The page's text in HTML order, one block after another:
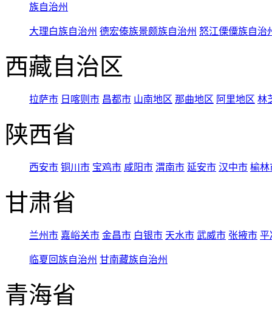
族自治州
大理白族自治州 德宏傣族景颇族自治州 怒江傈僳族自治
西藏自治区
拉萨市 日喀则市 昌都市 山南地区 那曲地区 阿里地区 林
陕西省
西安市 铜川市 宝鸡市 咸阳市 渭南市 延安市 汉中市 榆林
甘肃省
兰州市 嘉峪关市 金昌市 白银市 天水市 武威市 张掖市 平
临夏回族自治州 甘南藏族自治州
青海省